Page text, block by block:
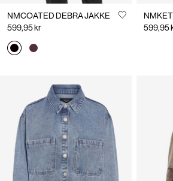
NMCOATED DEBRA JAKKE
599,95 kr
599,95